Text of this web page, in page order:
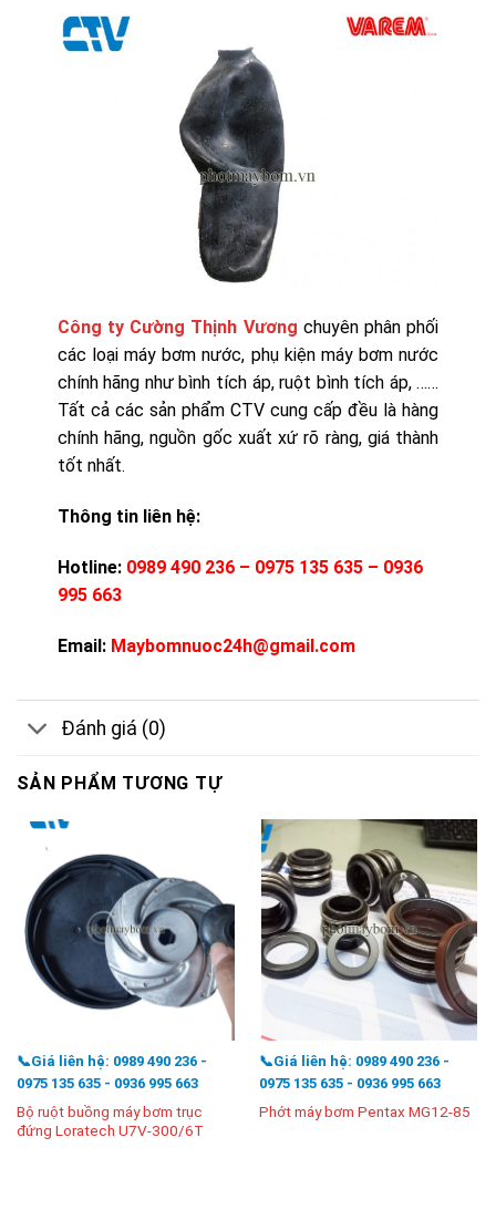
Công ty Cường Thịnh Vương chuyên phân phối
các loại máy bơm nước, phụ kiện máy bơm nước
chính hãng như bình tích áp, ruột bình tích áp, ……
Tất cả các sản phẩm CTV cung cấp đều là hàng
chính hãng, nguồn gốc xuất xứ rõ ràng, giá thành
tốt nhất.
Thông tin liên hệ:
Hotline: 0989 490 236 – 0975 135 635 – 0936
995 663
Email: Maybomnuoc24h@gmail.com
Đánh giá (0)
SẢN PHẨM TƯƠNG TỰ
📞Giá liên hệ: 0989 490 236 -
0975 135 635 - 0936 995 663
Bộ ruột buồng máy bơm trục
đứng Loratech U7V-300/6T
📞Giá liên hệ: 0989 490 236 -
0975 135 635 - 0936 995 663
Phớt máy bơm Pentax MG12-85